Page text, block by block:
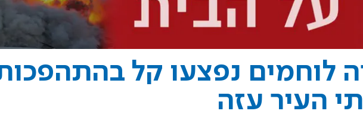
לוחמים נפצעו קל
העיר עזה